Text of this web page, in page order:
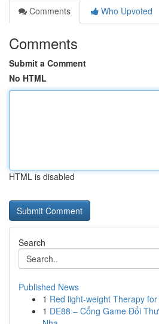
Comments
Who Upvoted
Comments
Submit a Comment
No HTML
HTML is disabled
Search
Published News
1 Red light-weight Therapy
1 DE88 – Cổng Game Đổi